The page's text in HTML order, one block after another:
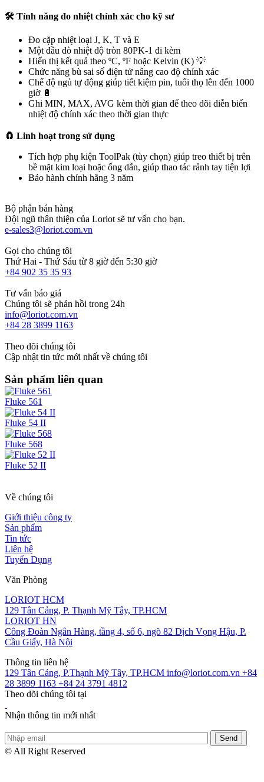
🛠️ Tính năng đo nhiệt chính xác cho kỹ sư
Đo cặp nhiệt loại J, K, T và E
Một đầu dò nhiệt độ tròn 80PK-1 đi kèm
Hiển thị kết quả theo ºC, ºF hoặc Kelvin (K) 💡
Chức năng bù sai số điện tử nâng cao độ chính xác
Chế độ ngủ tự động giúp tiết kiệm pin, tuổi thọ lên đến 1000
giờ 🔋
Ghi MIN, MAX, AVG kèm thời gian để theo dõi diễn biến
nhiệt độ chính xác theo thời gian thực
🧲 Linh hoạt trong sử dụng
Tích hợp phụ kiện ToolPak (tùy chọn) giúp treo thiết bị trên
bề mặt kim loại hoặc ống dẫn, giúp thao tác rảnh tay tiện lợi
Bảo hành chính hãng 3 năm
Bộ phận bán hàng
Đội ngũ thân thiện của Loriot sẽ tư vấn cho bạn.
e-sales3@loriot.com.vn
Gọi cho chúng tôi
Thứ Hai - Thứ Sáu từ 8 giờ đến 5:30 giờ
+84 902 35 35 93
Tư vấn báo giá
Chúng tôi sẽ phản hồi trong 24h
info@loriot.com.vn
+84 28 3899 1163
Theo dõi chúng tôi
Cập nhật tin tức mới nhất về chúng tôi
Sản phẩm liên quan
Fluke 561
Fluke 54 II
Fluke 568
Fluke 52 II
Về chúng tôi
Giới thiệu công ty
Sản phẩm
Tin tức
Liên hệ
Tuyển Dụng
Văn Phòng
LORIOT HCM
129 Tân Cảng, P. Thạnh Mỹ Tây, TP.HCM
LORIOT HN
Công Đoàn Ngân Hàng, tầng 4, số 6, ngõ 82 Dịch Vọng Hậu, P.
Cầu Giấy, Hà Nội
Thông tin liên hệ
129 Tân Cảng, P.Thạnh Mỹ Tây, TP.HCM info@loriot.com.vn +84
28 3899 1163 +84 24 3791 4812
Theo dõi chúng tôi tại
Nhận thông tin mới nhất
© All Right Reserved